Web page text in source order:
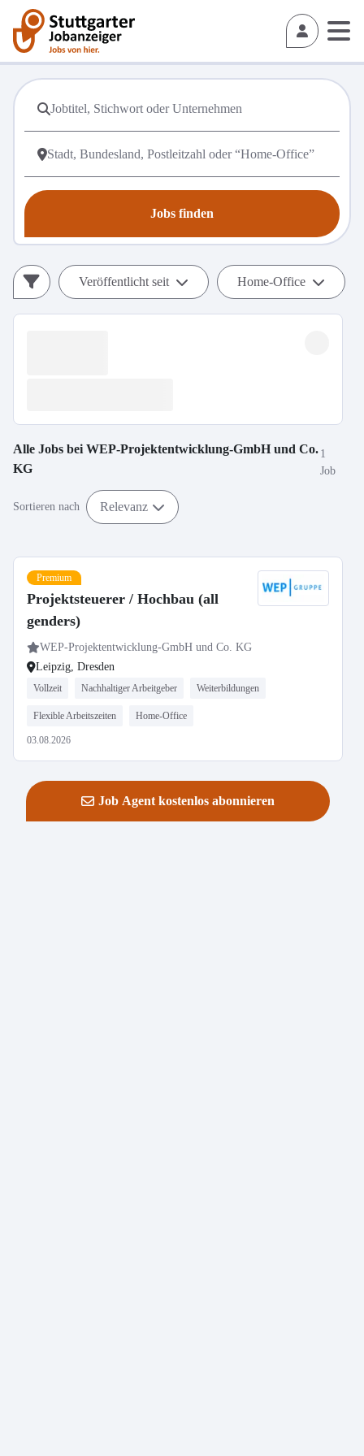
Jobs finden
Veröffentlicht seit Home-Office
Alle Jobs bei WEP-Projektentwicklung-GmbH und Co.
KG
1
Job
Sortieren nach Relevanz
Premium
Projektsteuerer / Hochbau (all
genders)
WEP-Projektentwicklung-GmbH und Co. KG
Leipzig, Dresden
Vollzeit Nachhaltiger Arbeitgeber Weiterbildungen
Flexible Arbeitszeiten Home-Office
03.08.2026
Job Agent kostenlos abonnieren